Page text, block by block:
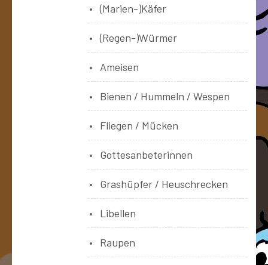
(Marien-)Käfer
(Regen-)Würmer
Ameisen
Bienen / Hummeln / Wespen
Fliegen / Mücken
Gottesanbeterinnen
Grashüpfer / Heuschrecken
Libellen
Raupen